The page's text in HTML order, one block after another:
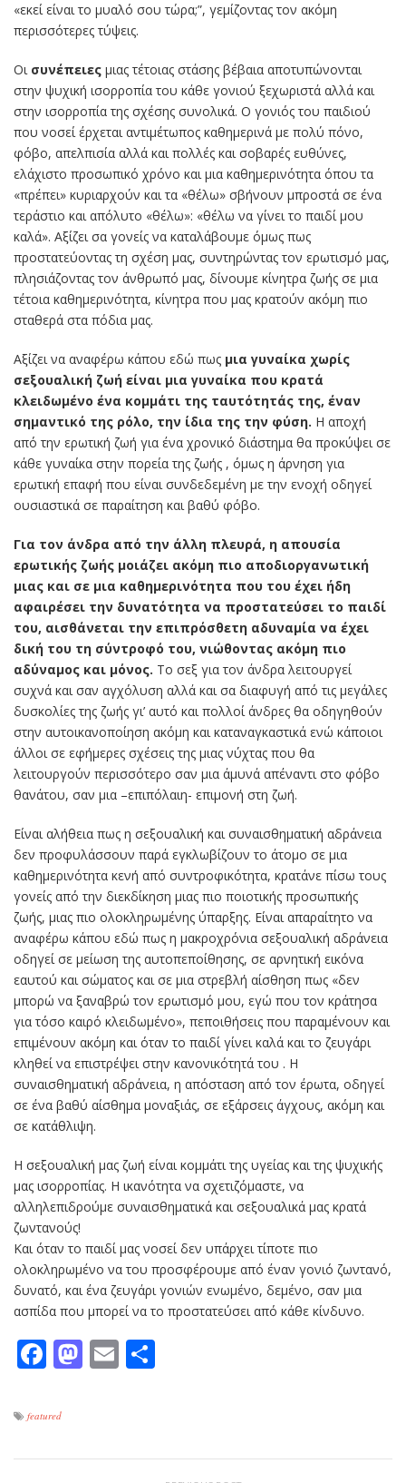
«εκεί είναι το μυαλό σου τώρα;”, γεμίζοντας τον ακόμη
περισσότερες τύψεις.
Οι συνέπειες μιας τέτοιας στάσης βέβαια αποτυπώνονται
στην ψυχική ισορροπία του κάθε γονιού ξεχωριστά αλλά και
στην ισορροπία της σχέσης συνολικά. Ο γονιός του παιδιού
που νοσεί έρχεται αντιμέτωπος καθημερινά με πολύ πόνο,
φόβο, απελπισία αλλά και πολλές και σοβαρές ευθύνες,
ελάχιστο προσωπικό χρόνο και μια καθημερινότητα όπου τα
«πρέπει» κυριαρχούν και τα «θέλω» σβήνουν μπροστά σε ένα
τεράστιο και απόλυτο «θέλω»: «θέλω να γίνει το παιδί μου
καλά». Αξίζει σα γονείς να καταλάβουμε όμως πως
προστατεύοντας τη σχέση μας, συντηρώντας τον ερωτισμό μας,
πλησιάζοντας τον άνθρωπό μας, δίνουμε κίνητρα ζωής σε μια
τέτοια καθημερινότητα, κίνητρα που μας κρατούν ακόμη πιο
σταθερά στα πόδια μας.
Αξίζει να αναφέρω κάπου εδώ πως μια γυναίκα χωρίς
σεξουαλική ζωή είναι μια γυναίκα που κρατά
κλειδωμένο ένα κομμάτι της ταυτότητάς της, έναν
σημαντικό της ρόλο, την ίδια της την φύση. Η αποχή
από την ερωτική ζωή για ένα χρονικό διάστημα θα προκύψει σε
κάθε γυναίκα στην πορεία της ζωής , όμως η άρνηση για
ερωτική επαφή που είναι συνδεδεμένη με την ενοχή οδηγεί
ουσιαστικά σε παραίτηση και βαθύ φόβο.
Για τον άνδρα από την άλλη πλευρά, η απουσία
ερωτικής ζωής μοιάζει ακόμη πιο αποδιοργανωτική
μιας και σε μια καθημερινότητα που του έχει ήδη
αφαιρέσει την δυνατότητα να προστατεύσει το παιδί
του, αισθάνεται την επιπρόσθετη αδυναμία να έχει
δική του τη σύντροφό του, νιώθοντας ακόμη πιο
αδύναμος και μόνος. Το σεξ για τον άνδρα λειτουργεί
συχνά και σαν αγχόλυση αλλά και σα διαφυγή από τις μεγάλες
δυσκολίες της ζωής γι’ αυτό και πολλοί άνδρες θα οδηγηθούν
στην αυτοικανοποίηση ακόμη και καταναγκαστικά ενώ κάποιοι
άλλοι σε εφήμερες σχέσεις της μιας νύχτας που θα
λειτουργούν περισσότερο σαν μια άμυνά απέναντι στο φόβο
θανάτου, σαν μια –επιπόλαιη- επιμονή στη ζωή.
Είναι αλήθεια πως η σεξουαλική και συναισθηματική αδράνεια
δεν προφυλάσσουν παρά εγκλωβίζουν το άτομο σε μια
καθημερινότητα κενή από συντροφικότητα, κρατάνε πίσω τους
γονείς από την διεκδίκηση μιας πιο ποιοτικής προσωπικής
ζωής, μιας πιο ολοκληρωμένης ύπαρξης. Είναι απαραίτητο να
αναφέρω κάπου εδώ πως η μακροχρόνια σεξουαλική αδράνεια
οδηγεί σε μείωση της αυτοπεποίθησης, σε αρνητική εικόνα
εαυτού και σώματος και σε μια στρεβλή αίσθηση πως «δεν
μπορώ να ξαναβρώ τον ερωτισμό μου, εγώ που τον κράτησα
για τόσο καιρό κλειδωμένο», πεποιθήσεις που παραμένουν και
επιμένουν ακόμη και όταν το παιδί γίνει καλά και το ζευγάρι
κληθεί να επιστρέψει στην κανονικότητά του . Η
συναισθηματική αδράνεια, η απόσταση από τον έρωτα, οδηγεί
σε ένα βαθύ αίσθημα μοναξιάς, σε εξάρσεις άγχους, ακόμη και
σε κατάθλιψη.
Η σεξουαλική μας ζωή είναι κομμάτι της υγείας και της ψυχικής
μας ισορροπίας. Η ικανότητα να σχετιζόμαστε, να
αλληλεπιδρούμε συναισθηματικά και σεξουαλικά μας κρατά
ζωντανούς!
Και όταν το παιδί μας νοσεί δεν υπάρχει τίποτε πιο
ολοκληρωμένο να του προσφέρουμε από έναν γονιό ζωντανό,
δυνατό, και ένα ζευγάρι γονιών ενωμένο, δεμένο, σαν μια
ασπίδα που μπορεί να το προστατεύσει από κάθε κίνδυνο.
Facebook
Mastodon
Email
featured